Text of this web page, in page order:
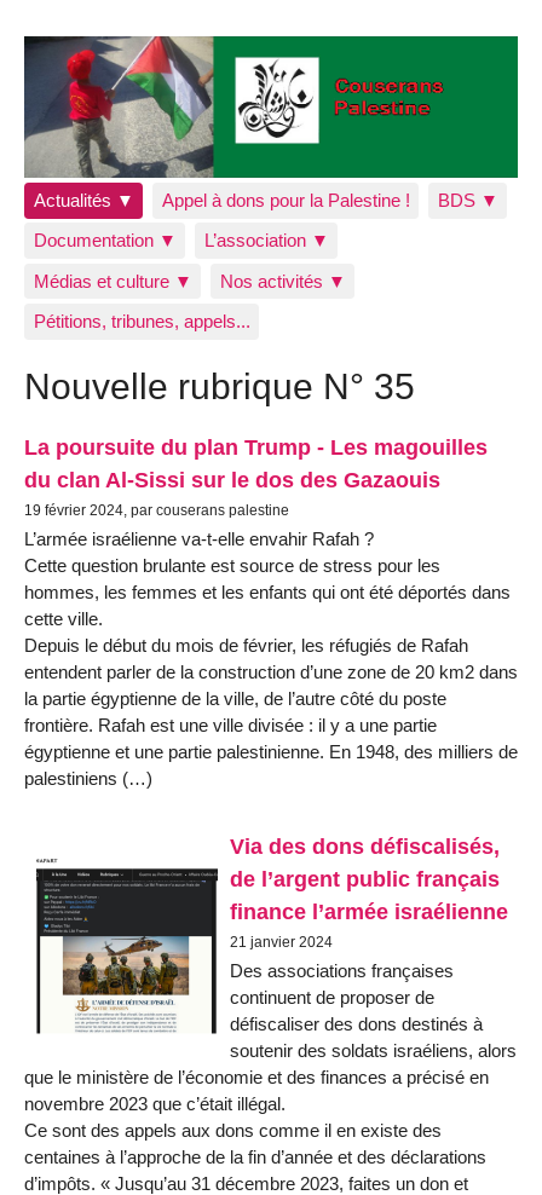
Actualités ▼ Appel à dons pour la Palestine !
BDS ▼
Documentation ▼
L’association ▼
Médias et culture ▼
Nos activités ▼
Pétitions, tribunes, appels...
Nouvelle rubrique N° 35
La poursuite du plan Trump - Les magouilles
du clan Al-Sissi sur le dos des Gazaouis
19 février 2024, par couserans palestine
L’armée israélienne va-t-elle envahir Rafah ?
Cette question brulante est source de stress pour les
hommes, les femmes et les enfants qui ont été déportés dans
cette ville.
Depuis le début du mois de février, les réfugiés de Rafah
entendent parler de la construction d’une zone de 20 km2 dans
la partie égyptienne de la ville, de l’autre côté du poste
frontière. Rafah est une ville divisée : il y a une partie
égyptienne et une partie palestinienne. En 1948, des milliers de
palestiniens (…)
Via des dons défiscalisés,
de l’argent public français
finance l’armée israélienne
21 janvier 2024
Des associations françaises
continuent de proposer de
défiscaliser des dons destinés à
soutenir des soldats israéliens, alors
que le ministère de l’économie et des finances a précisé en
novembre 2023 que c’était illégal.
Ce sont des appels aux dons comme il en existe des
centaines à l’approche de la fin d’année et des déclarations
d’impôts. « Jusqu’au 31 décembre 2023, faites un don et